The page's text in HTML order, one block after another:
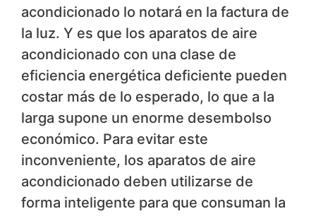
acondicionado lo notará en la factura de
la luz. Y es que los aparatos de aire
acondicionado con una clase de
eficiencia energética deficiente pueden
costar más de lo esperado, lo que a la
larga supone un enorme desembolso
económico. Para evitar este
inconveniente, los aparatos de aire
acondicionado deben utilizarse de
forma inteligente para que consuman la